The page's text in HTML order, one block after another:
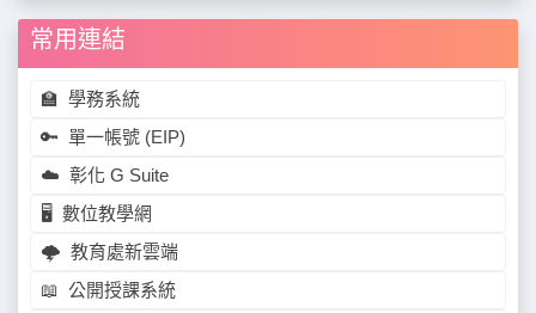
常用連結
🏫 學務系統
🔑
單一帳號 (EIP)
☁️ 彰化 G Suite
🖥️ 數位教學網
🌩️ 教育處新雲端
📖
公開授課系統